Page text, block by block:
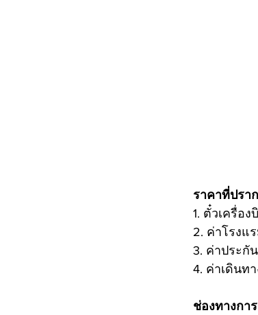
ราคาที่ปรา
1. ตั๋วเครื่อ
2. ค่าโรงแ
3. ค่าประกั
4. ค่าเดินท
ช่องทางกา